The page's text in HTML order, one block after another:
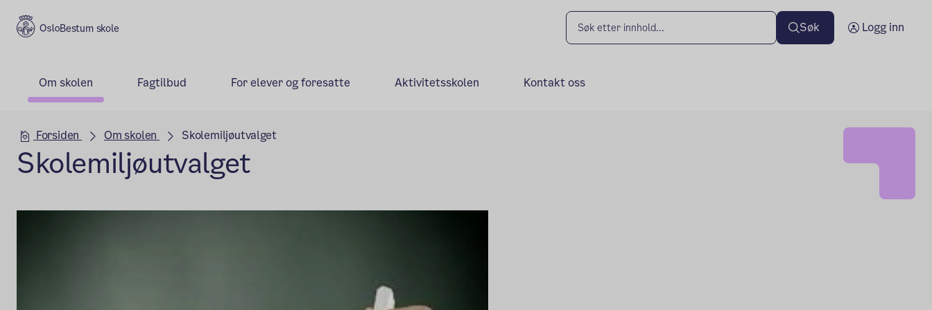
Bestum skole Søk Logg inn
Om skolen Fagtilbud For elever og foresatte Aktivitetsskolen Kontakt oss
Hovedseksjon
Forsiden Om skolen Skolemiljøutvalget
Skolemiljøutvalget